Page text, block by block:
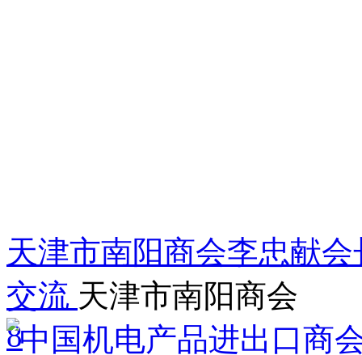
天津市南阳商会李忠献
交流 天津市南阳商会
8